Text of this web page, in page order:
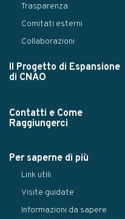
Trasparenza
Comitati esterni
Collaborazioni
Il Progetto di Espansione
di CNAO
Contatti e Come
Raggiungerci
Per saperne di più
Link utili
Visite guidate
Informazioni da sapere